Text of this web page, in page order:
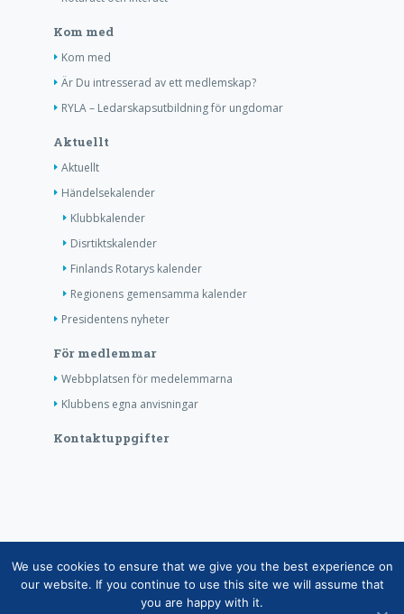
Kom med
Kom med
Är Du intresserad av ett medlemskap?
RYLA – Ledarskapsutbildning för ungdomar
Aktuellt
Aktuellt
Händelsekalender
Klubbkalender
Disrtiktskalender
Finlands Rotarys kalender
Regionens gemensamma kalender
Presidentens nyheter
För medlemmar
Webbplatsen för medelemmarna
Klubbens egna anvisningar
Kontaktuppgifter
Copyright © Finlands Rotaryservice rf 2026 |
Medelemsdatabasens datasäkerhetsanvisning|
Behandlingen av personuppgifter inom rotaryverksamheten
We use cookies to ensure that we give you the best experience on
our website. If you continue to use this site we will assume that
you are happy with it.